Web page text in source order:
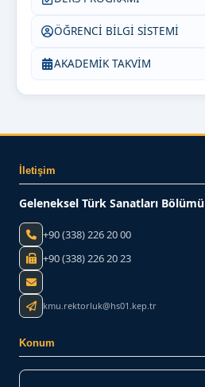
ÖĞRENCİ BİLGİ SİSTEMİ
AKADEMİK TAKVİM
İletişim
Geleneksel Türk Sanatları Bölümü
+90 (338) 226 20 00
+90 (338) 226 20 23
kmu.rektorluk@hs01.kep.tr
Konum